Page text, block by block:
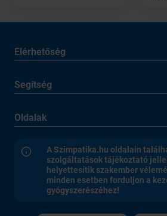
Elérhetőség
Segítség
Oldalak
A Szimpatika.hu oldalain
szolgáltatások tájékoztató
helyettesítik szakember
minden esetben forduljon a
gyógyszerészéhez!